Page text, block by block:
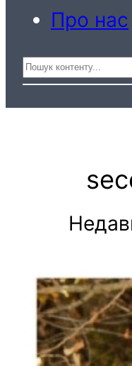
Про нас
Пошук